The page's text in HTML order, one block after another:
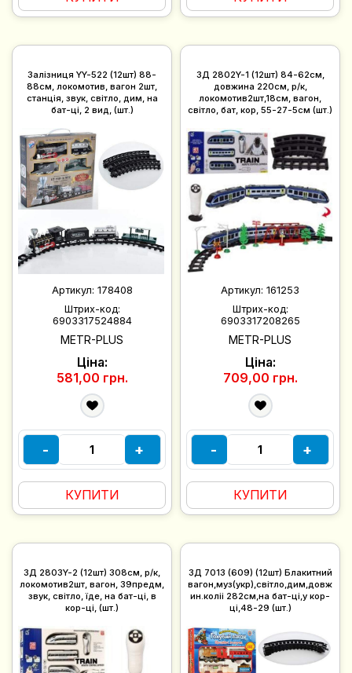
Залізниця YY-522 (12шт) 88-
88см, локомотив, вагон 2шт,
станція, звук, світло, дим, на
бат-ці, 2 вид, (шт.)
Артикул: 178408
Штрих-код:
6903317524884
METR-PLUS
Ціна:
581,00 грн.
- +
КУПИТИ
ЗД 2802Y-1 (12шт) 84-62см,
довжина 220см, р/к,
локомотив2шт,18см, вагон,
світло, бат, кор, 55-27-5см (шт.)
Артикул: 161253
Штрих-код:
6903317208265
METR-PLUS
Ціна:
709,00 грн.
- +
КУПИТИ
ЗД 2803Y-2 (12шт) 308см, р/к,
локомотив2шт, вагон, 39предм,
звук, світло, їде, на бат-ці, в
кор-ці, (шт.)
ЗД 7013 (609) (12шт) Блакитний
вагон,муз(укр),світло,дим,довж
ин.коліі 282см,на бат-ці,у кор-
ці,48-29 (шт.)